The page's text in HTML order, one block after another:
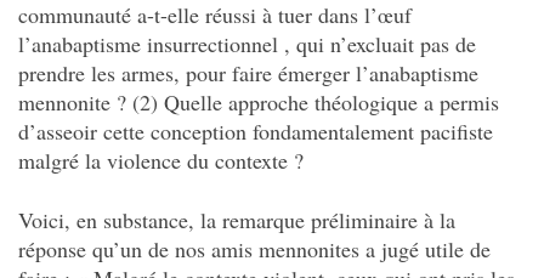
communauté a-t-elle réussi à tuer dans l’œuf
l’anabaptisme insurrectionnel , qui n’excluait pas de
prendre les armes, pour faire émerger l’anabaptisme
mennonite ? (2) Quelle approche théologique a permis
d’asseoir cette conception fondamentalement pacifiste
malgré la violence du contexte ?
Voici, en substance, la remarque préliminaire à la
réponse qu’un de nos amis mennonites a jugé utile de